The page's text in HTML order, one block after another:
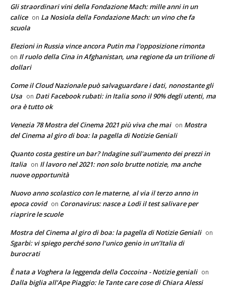
Gli straordinari vini della Fondazione Mach: mille anni in un
calice on La Nosiola della Fondazione Mach: un vino che fa
scuola
Elezioni in Russia vince ancora Putin ma l'opposizione rimonta
on Il ruolo della Cina in Afghanistan, una regione da un trilione di
dollari
Come il Cloud Nazionale può salvaguardare i dati, nonostante gli
Usa on Dati Facebook rubati: in Italia sono il 90% degli utenti, ma
ora è tutto ok
Venezia 78 Mostra del Cinema 2021 più viva che mai on Mostra
del Cinema al giro di boa: la pagella di Notizie Geniali
Quanto costa gestire un bar? Indagine sull'aumento dei prezzi in
Italia on Il lavoro nel 2021: non solo brutte notizie, ma anche
nuove opportunità
Nuovo anno scolastico con le materne, al via il terzo anno in
epoca covid on Coronavirus: nasce a Lodi il test salivare per
riaprire le scuole
Mostra del Cinema al giro di boa: la pagella di Notizie Geniali on
Sgarbi: vi spiego perché sono l’unico genio in un’Italia di
burocrati
È nata a Voghera la leggenda della Coccoina - Notizie geniali on
Dalla biglia all’Ape Piaggio: le Tante care cose di Chiara Alessi